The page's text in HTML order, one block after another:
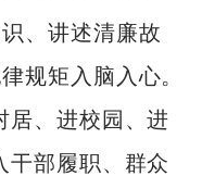
、讲述清廉故
规矩入脑入心。
居、进校园、进
干部履职、群众